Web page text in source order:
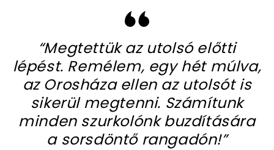
“Megtettük az utolsó előtti
lépést. Remélem, egy hét múlva,
az Orosháza ellen az utolsót is
sikerül megtenni. Számítunk
minden szurkolónk buzdítására
a sorsdöntő rangadón!”